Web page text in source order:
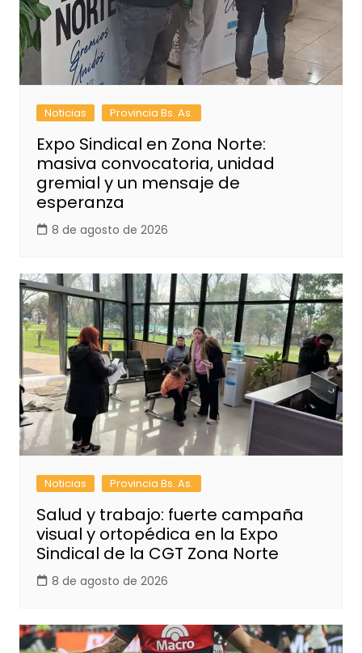
Noticias Provincia Bs. As.
Expo Sindical en Zona Norte:
masiva convocatoria, unidad
gremial y un mensaje de
esperanza
8 de agosto de 2026
Noticias Provincia Bs. As.
Salud y trabajo: fuerte campaña
visual y ortopédica en la Expo
Sindical de la CGT Zona Norte
8 de agosto de 2026